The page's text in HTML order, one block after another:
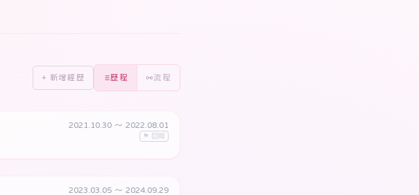
+ 新增經歷 歷程 流程
2021.10.30 〜 2022.08.01
⚑ 回報
2023.03.05 〜 2024.09.29